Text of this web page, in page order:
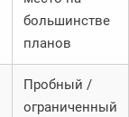
большинстве
планов
Пробный /
ограниченный